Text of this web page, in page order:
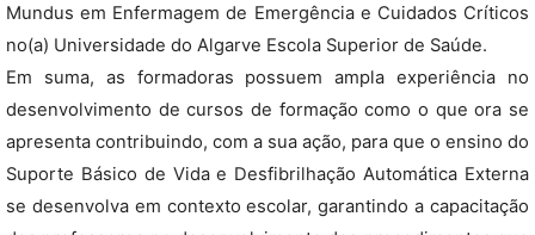
Mundus em Enfermagem de Emergência e Cuidados Críticos
no(a) Universidade do Algarve Escola Superior de Saúde.
Em suma, as formadoras possuem ampla experiência no
desenvolvimento de cursos de formação como o que ora se
apresenta contribuindo, com a sua ação, para que o ensino do
Suporte Básico de Vida e Desfibrilhação Automática Externa
se desenvolva em contexto escolar, garantindo a capacitação